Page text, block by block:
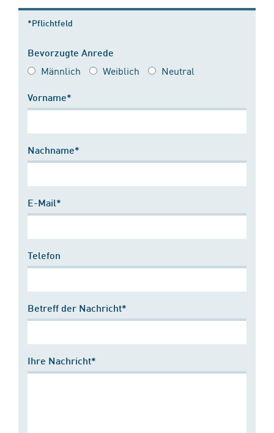
*Pflichtfeld
Bevorzugte Anrede
Männlich Weiblich Neutral
Vorname*
Nachname*
E-Mail*
Telefon
Betreff der Nachricht*
Ihre Nachricht*